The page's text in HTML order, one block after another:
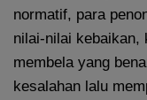
normatif, para
nilai-nilai kebaikan,
membela yang
kesalahan lalu